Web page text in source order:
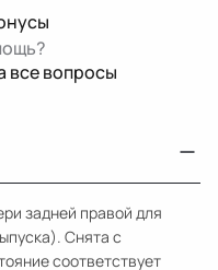
все вопросы
задней правой для
Снята с
соответствует